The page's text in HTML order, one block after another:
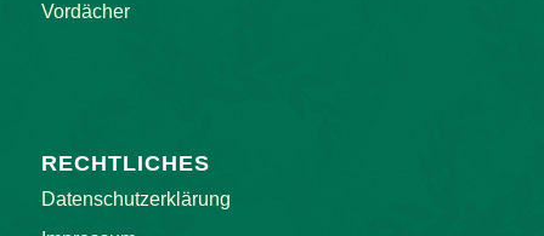
Vordächer
RECHTLICHES
Datenschutzerklärung